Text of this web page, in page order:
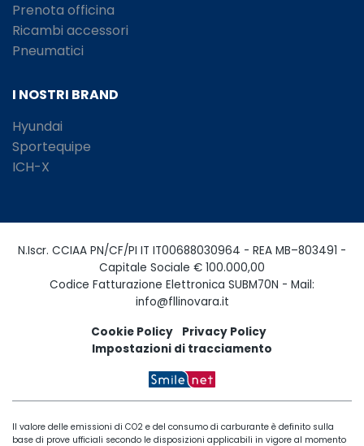
Prenota officina
Ricambi accessori
Pneumatici
I NOSTRI BRAND
Hyundai
Sportequipe
ICH-X
N.Iscr. CCIAA PN/CF/PI IT IT00688030964 - REA MB–803491 -
Capitale Sociale € 100.000,00
Codice Fatturazione Elettronica SUBM70N - Mail:
info@fllinovara.it
Cookie Policy
Privacy Policy
Impostazioni di tracciamento
Il valore delle emissioni di CO2 e del consumo di carburante è definito sulla
base di prove ufficiali secondo le disposizioni applicabili in vigore al momento